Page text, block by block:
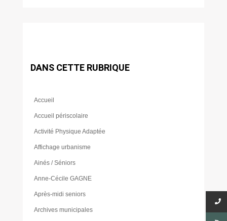
DANS CETTE RUBRIQUE
Accueil
Accueil périscolaire
Activité Physique Adaptée
Affichage urbanisme
Ainés / Séniors
Anne-Cécile GAGNE
Après-midi seniors
Archives municipales